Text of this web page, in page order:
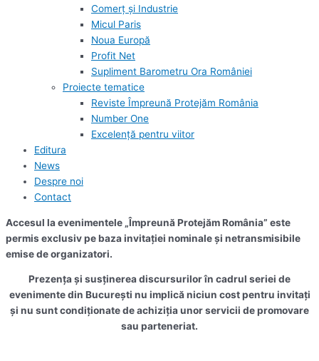
Comerț și Industrie
Micul Paris
Noua Europă
Profit Net
Supliment Barometru Ora României
Proiecte tematice
Reviste Împreună Protejăm România
Number One
Excelență pentru viitor
Editura
News
Despre noi
Contact
Accesul la evenimentele „Împreună Protejăm România” este
permis exclusiv pe baza invitației nominale și netransmisibile
emise de organizatori.
Prezența și susținerea discursurilor în cadrul seriei de
evenimente din București nu implică niciun cost pentru invitați
și nu sunt condiționate de achiziția unor servicii de promovare
sau parteneriat.